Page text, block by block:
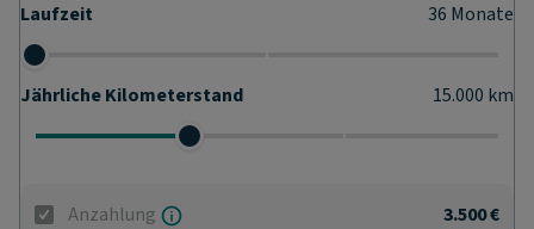
Laufzeit 36 Monate
Jährliche Kilometerstand 15.000 km
Anzahlung 3.500 €